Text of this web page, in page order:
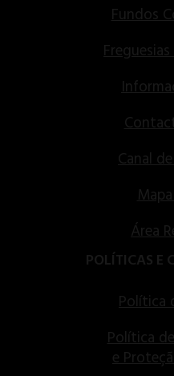
Fundos
Canal
Área
POLÍTICAS E
Política
Política
e